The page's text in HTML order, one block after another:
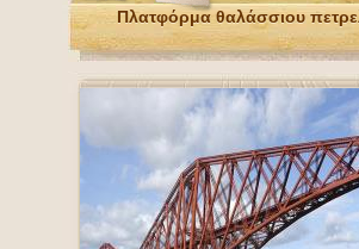
Πλατφόρμα θαλάσσιου